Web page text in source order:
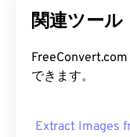
関連ツール
できます。
Extract Images